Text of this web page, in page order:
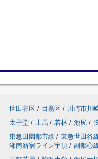
世田谷区 / 目黒区 / 川崎市川
太子堂 / 上馬 / 若林 / 池尻 /
東急田園都市線 / 東急世田谷
湘南新宿ライン宇須 / 副都心